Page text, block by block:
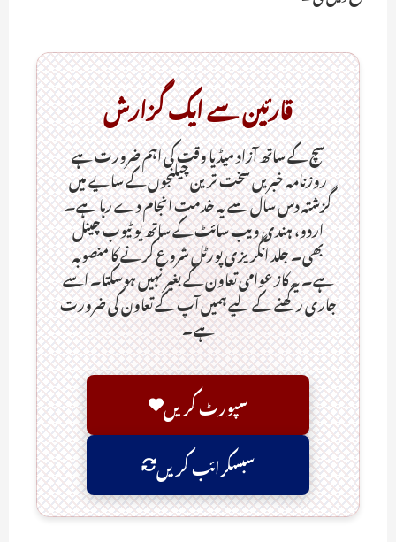
قارئین سے ایک گزارش
سچ کے ساتھ آزاد میڈیا وقت کی اہم ضرورت ہےـ
روزنامہ خبریں سخت ترین چیلنجوں کے سایے میں
گزشتہ دس سال سے یہ خدمت انجام دے رہا ہے۔
اردو، ہندی ویب سائٹ کے ساتھ یو ٹیوب چینل
بھی۔ جلد انگریزی پورٹل شروع کرنے کا منصوبہ
ہے۔ یہ کاز عوامی تعاون کے بغیر نہیں ہوسکتا۔ اسے
جاری رکھنے کے لیے ہمیں آپ کے تعاون کی ضرورت
ہے۔
سپورٹ کریں
سبسکرائب کریں